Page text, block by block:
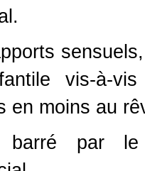
vis-à-
en moins au
barré par le